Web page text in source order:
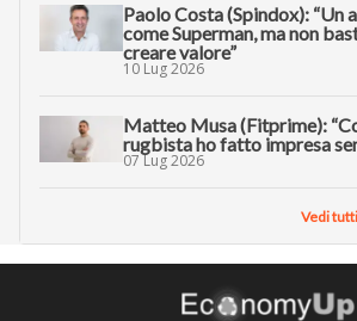
Paolo Costa (Spindox): “Un
come Superman, ma non
creare valore”
10 Lug 2026
Matteo Musa (Fitprime):
rugbista ho fatto impresa
07 Lug 2026
Vedi